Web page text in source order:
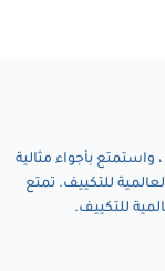
واستمتع بأجواء مثالية
للتكييف. تمتع
للتكييف.